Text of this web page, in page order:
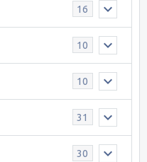
16
10
10
31
30